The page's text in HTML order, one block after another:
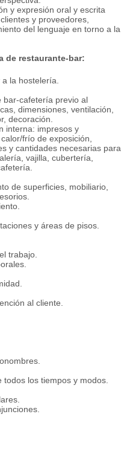
y expresión oral y escrita
y proveedores,
del lenguaje en torno a la
de restaurante-bar:
la hostelería.
bar-cafetería previo al
dimensiones, ventilación,
decoración.
interna: impresos y
frío de exposición,
y cantidades necesarias para
vajilla, cubertería,
de superficies, mobiliario,
y áreas de pisos.
trabajo.
al cliente.
los tiempos y modos.